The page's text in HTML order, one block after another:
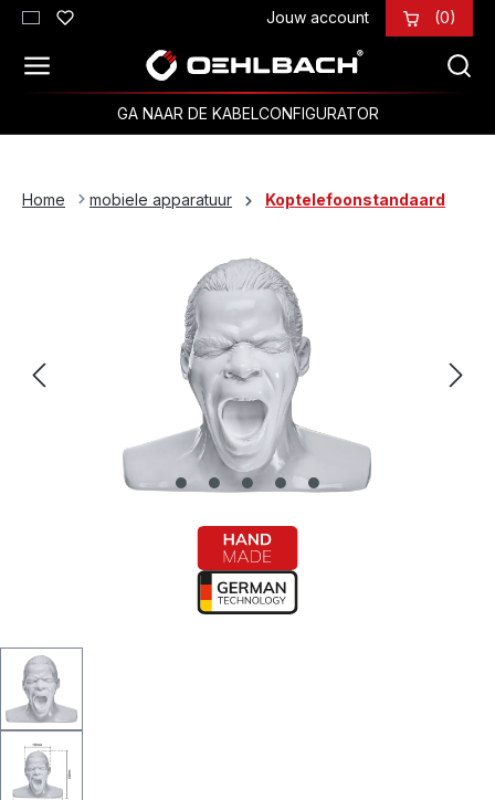
Ga naar de hoofdinhoud Jouw account (0)
GA NAAR DE KABELCONFIGURATOR
Home mobiele apparatuur Koptelefoonstandaard